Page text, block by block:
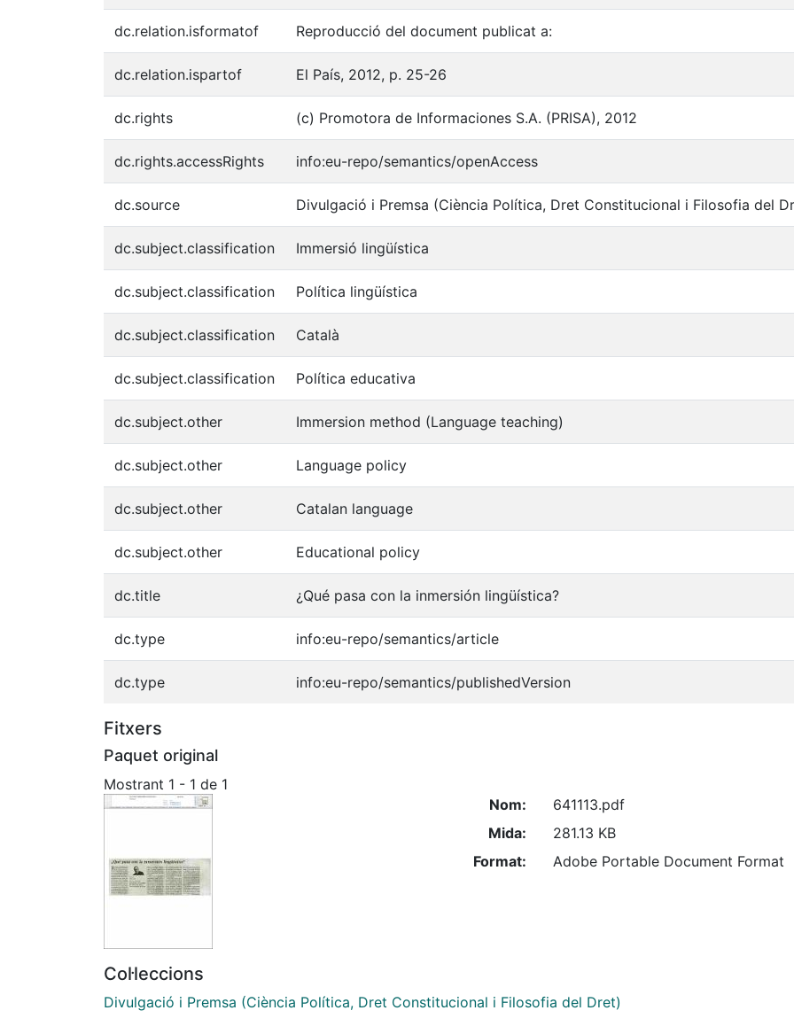
dc.relation.isformatof Reproducció del document publicat a:
dc.relation.ispartof El País, 2012, p. 25-26
dc.rights (c) Promotora de Informaciones S.A. (PRISA), 2012
dc.rights.accessRights info:eu-repo/semantics/openAccess
dc.source Divulgació i Premsa (Ciència Política, Dret Constitucional i Filosofia del
dc.subject.classification Immersió lingüística
dc.subject.classification Política lingüística
dc.subject.classification Català
dc.subject.classification Política educativa
dc.subject.other Immersion method (Language teaching)
dc.subject.other Language policy
dc.subject.other Catalan language
dc.subject.other Educational policy
dc.title ¿Qué pasa con la inmersión lingüística?
dc.type info:eu-repo/semantics/article
dc.type info:eu-repo/semantics/publishedVersion
Fitxers
Paquet original
Mostrant 1 - 1 de 1
Nom:
641113.pdf
Mida:
281.13 KB
Format:
Adobe Portable Document Format
Col·leccions
Divulgació i Premsa (Ciència Política, Dret Constitucional i Filosofia del Dret)